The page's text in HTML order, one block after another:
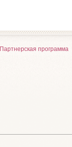
Партнерская программа